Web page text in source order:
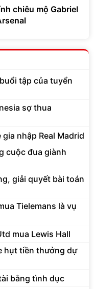
chiêu mộ Gabriel
tập của tuyển
sợ thua
nhập Real Madrid
cuộc đua giành
giải quyết bài toán
Tielemans là vụ
mua Lewis Hall
hụt tiền thưởng dự
bằng tình dục